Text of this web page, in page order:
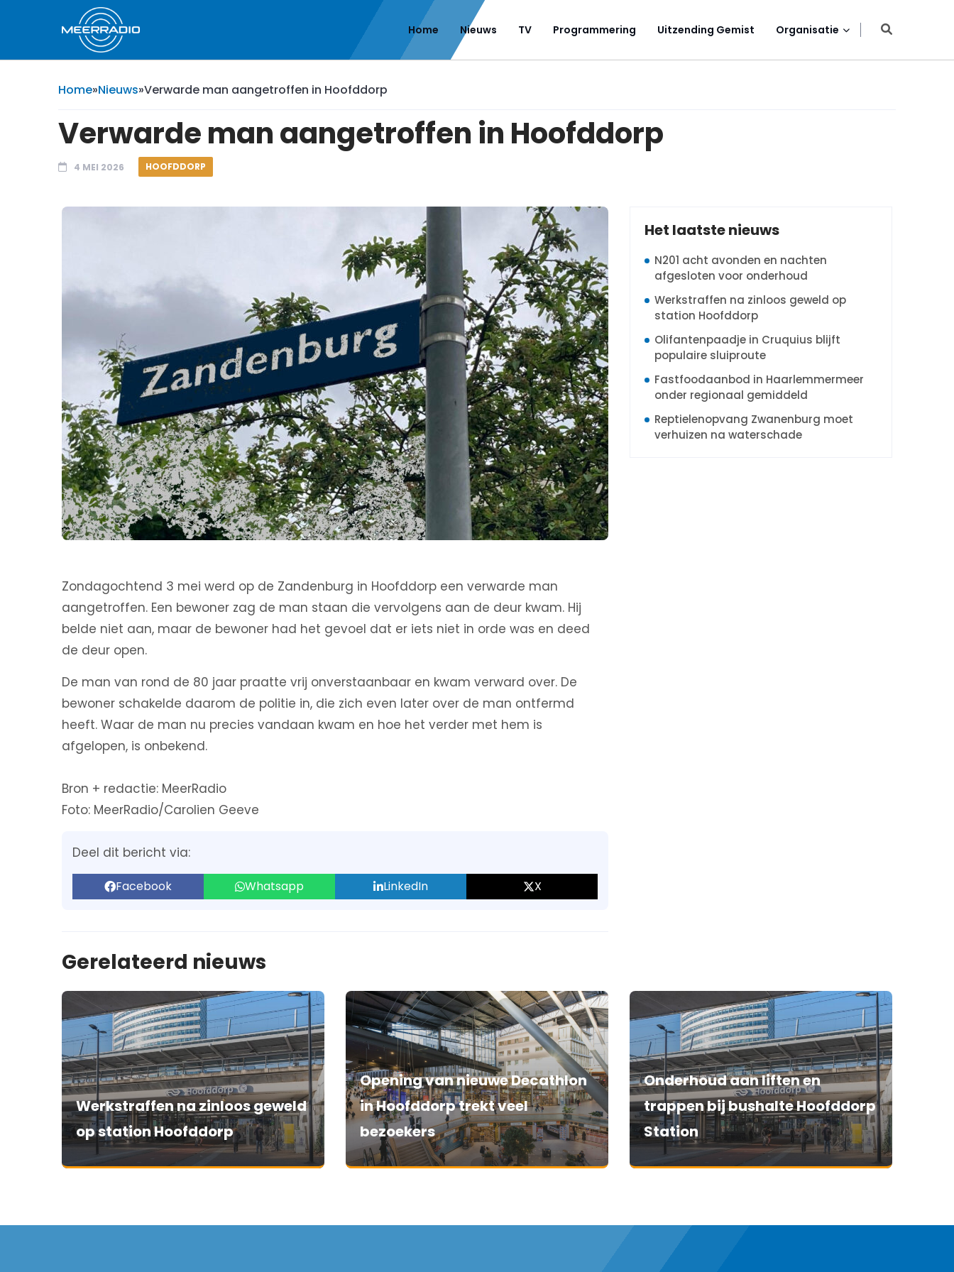
Home Nieuws TV Programmering Uitzending Gemist Organisatie
Home»Nieuws»Verwarde man aangetroffen in Hoofddorp
Verwarde man aangetroffen in Hoofddorp
4 MEI 2026 HOOFDDORP
Zondagochtend 3 mei werd op de Zandenburg in Hoofddorp een verwarde man
aangetroffen. Een bewoner zag de man staan die vervolgens aan de deur kwam. Hij
belde niet aan, maar de bewoner had het gevoel dat er iets niet in orde was en deed
de deur open.
De man van rond de 80 jaar praatte vrij onverstaanbaar en kwam verward over. De
bewoner schakelde daarom de politie in, die zich even later over de man ontfermd
heeft. Waar de man nu precies vandaan kwam en hoe het verder met hem is
afgelopen, is onbekend.
Bron + redactie: MeerRadio
Foto: MeerRadio/Carolien Geeve
Deel dit bericht via:
Facebook Whatsapp LinkedIn X
Het laatste nieuws
N201 acht avonden en nachten
afgesloten voor onderhoud
Werkstraffen na zinloos geweld op
station Hoofddorp
Olifantenpaadje in Cruquius blijft
populaire sluiproute
Fastfoodaanbod in Haarlemmermeer
onder regionaal gemiddeld
Reptielenopvang Zwanenburg moet
verhuizen na waterschade
Gerelateerd nieuws
Werkstraffen na zinloos geweld
op station Hoofddorp
Opening van nieuwe Decathlon
in Hoofddorp trekt veel
bezoekers
Onderhoud aan liften en
trappen bij bushalte Hoofddorp
Station